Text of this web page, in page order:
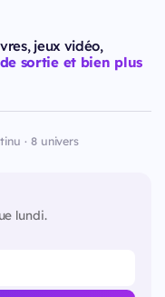
jeux vidéo,
sortie et bien plus
· 8 univers
lundi.